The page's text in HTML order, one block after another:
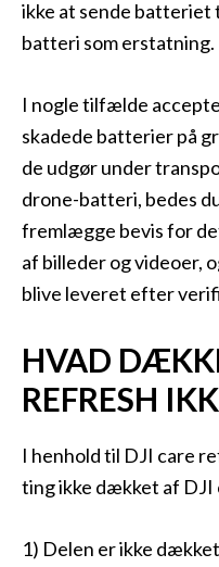
ikke at sende batteriet
batteri som erstatning.
I nogle tilfælde
skadede batterier på
de udgør under
drone-batteri, bedes
fremlægge bevis for
af billeder og videoer,
blive leveret efter
HVAD
REFRESH
I henhold til DJI care
ting ikke dækket af DJI
1) Delen er ikke